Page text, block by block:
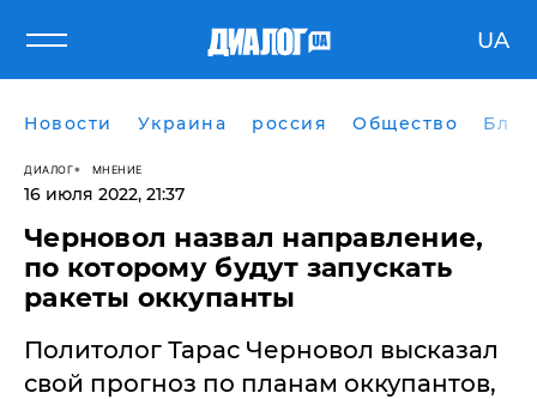
UA
Новости Украина россия Общество
ДИАЛОГ МНЕНИЕ
16 июля 2022, 21:37
Черновол назвал направление,
по которому будут запускать
ракеты оккупанты
Политолог Тарас Черновол высказал
свой прогноз по планам оккупантов,